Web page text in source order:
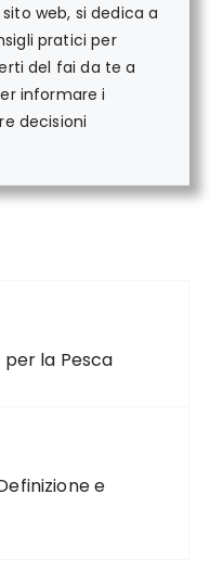
web, si dedica a
pratici per
del fai da te a
informare i
decisioni
la Pesca
e